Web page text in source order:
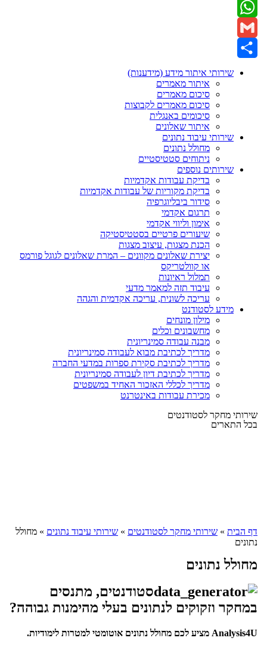
Twitter
WhatsApp
Gmail
שירותי איתור מידע (מידענות)
איתור מאמרים
סיכום מאמרים
סיכום מאמרים לקבוצות
סיכומים באנגלית
איתור שאלונים
שירותי עיבוד נתונים
מחולל נתונים
ניתוחים סטטיסטיים
שירותים נוספים
בדיקת עבודות אקדמיות
בדיקת מקוריות של עבודות אקדמיות
סידור ביבליוגרפיה
תרגום אקדמי
אימון וליווי אקדמי
שיעורים פרטיים בסטטיסטיקה
הכנת מצגות, עיצוב מצגות
יצירת שאלונים מקוונים – המרת שאלונים לגוגל פורמס
או קוולטריקס
תמלול ראיונות
עיבוד תזה למאמר מדעי
עריכה לשונית, עריכה אקדמית והגהה
מידע לסטודנט
מילון מונחים
מחשבונים וכלים
מבנה עבודה סמינריונית
מדריך לכתיבת מבוא לעבודה סמינריונית
מדריך לכתיבת סקירת ספרות במדעי החברה
מדריך לכתיבת דיון לעבודה סמינריונית
מדריך לכללי האזכור האחיד במשפטים
מכירת עבודות באינטרנט
שירותי מחקר לסטודנטים
בכל התארים
דף הבית » שירותי מחקר לסטודנטים » שירותי עיבוד נתונים » מחולל
נתונים
מחולל נתונים
סטודנטים, מתנסים
במחקר וזקוקים לנתונים בעלי מהימנות גבוהה?
Analysis4U מציע לכם מחולל נתונים אוטומטי למטרות לימודיות.